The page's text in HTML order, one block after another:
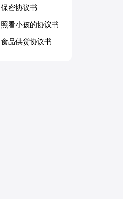
书
保密协议书
照看小孩的协议书
食品供货协议书